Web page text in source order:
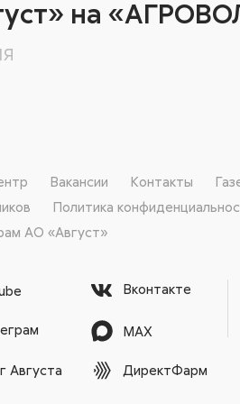
на
Вакансии Контакты
Политика
АО «Август»
Вконтакте
MAX
Августа ДиректФарм